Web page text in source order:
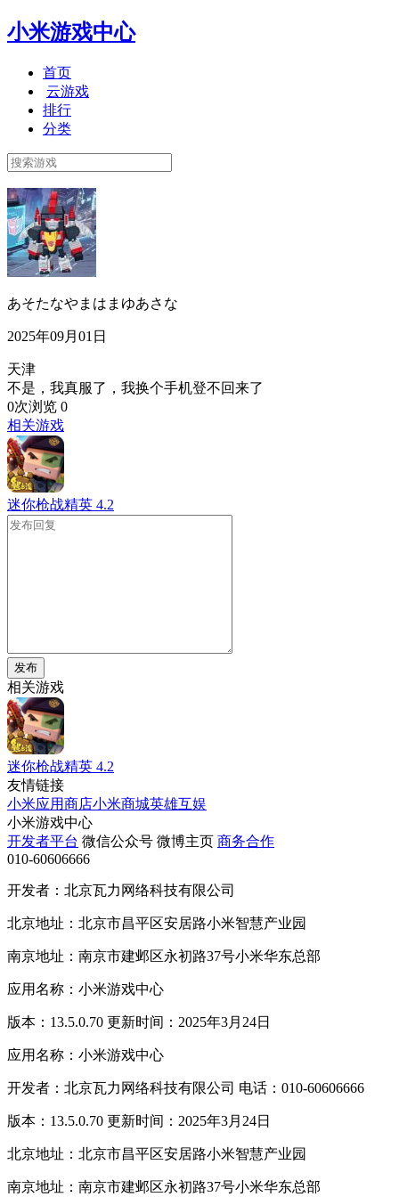
小米游戏中心
首页
云游戏
排行
分类
あそたなやまはまゆあさな
2025年09月01日
天津
不是，我真服了，我换个手机登不回来了
0次浏览 0
相关游戏
迷你枪战精英 4.2
发布
相关游戏
迷你枪战精英 4.2
友情链接
小米应用商店小米商城英雄互娱
小米游戏中心
开发者平台 微信公众号 微博主页 商务合作
010-60606666
开发者：北京瓦力网络科技有限公司
北京地址：北京市昌平区安居路小米智慧产业园
南京地址：南京市建邺区永初路37号小米华东总部
应用名称：小米游戏中心
版本：13.5.0.70 更新时间：2025年3月24日
应用名称：小米游戏中心
开发者：北京瓦力网络科技有限公司 电话：010-60606666
版本：13.5.0.70 更新时间：2025年3月24日
北京地址：北京市昌平区安居路小米智慧产业园
南京地址：南京市建邺区永初路37号小米华东总部